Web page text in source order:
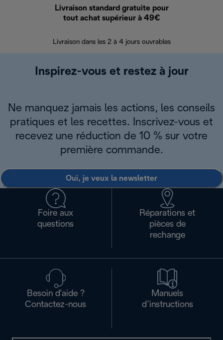
Livraison standard gratuite pour
tout achat supérieur à 49€
Livraison dans les 2 à 4 jours ouvrables
Inspirez-vous et restez à jour
Ne manquez jamais les actions, les conseils
pratiques et les recettes. Inscrivez-vous et
recevez une réduction de 10 % sur votre
première commande.
Oui, je veux la newsletter
Foire aux
questions
Réparations et
pièces de
rechange
Besoin d'aide ?
Contactez-nous
Manuels
d’instructions